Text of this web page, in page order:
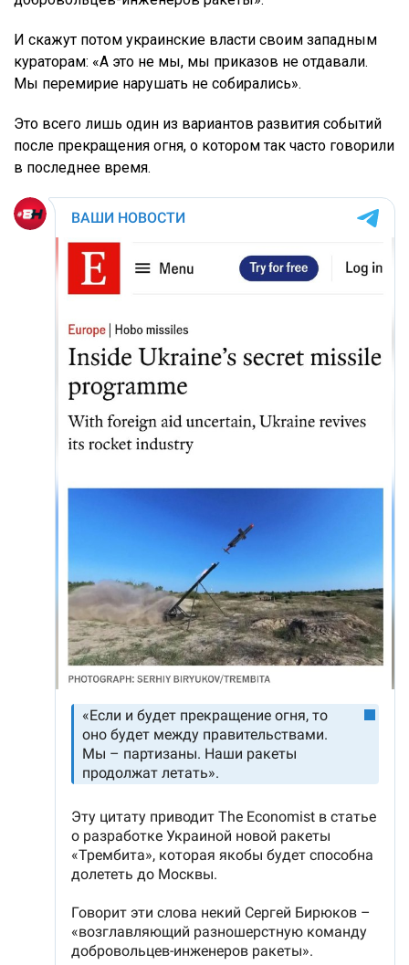
И скажут потом украинские власти своим западным
кураторам: «А это не мы, мы приказов не отдавали.
Мы перемирие нарушать не собирались».
Это всего лишь один из вариантов развития событий
после прекращения огня, о котором так часто говорили
в последнее время.